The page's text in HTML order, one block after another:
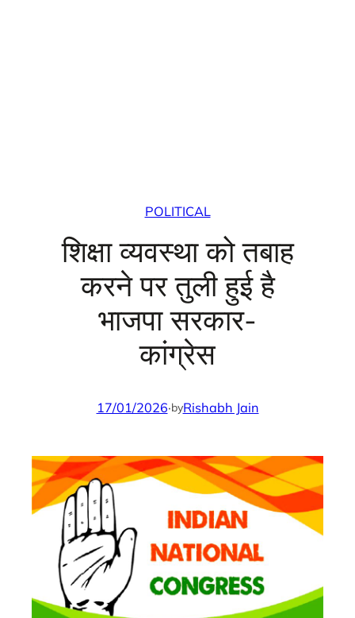
POLITICAL
शिक्षा व्यवस्था को तबाह
करने पर तुली हुई है
भाजपा सरकार-
कांग्रेस
17/01/2026·byRishabh Jain